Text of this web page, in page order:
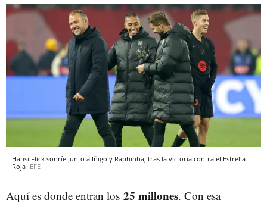
Hansi Flick sonríe junto a Iñigo y Raphinha, tras la victoria contra el Estrella
Roja EFE
Aquí es donde entran los 25 millones. Con esa